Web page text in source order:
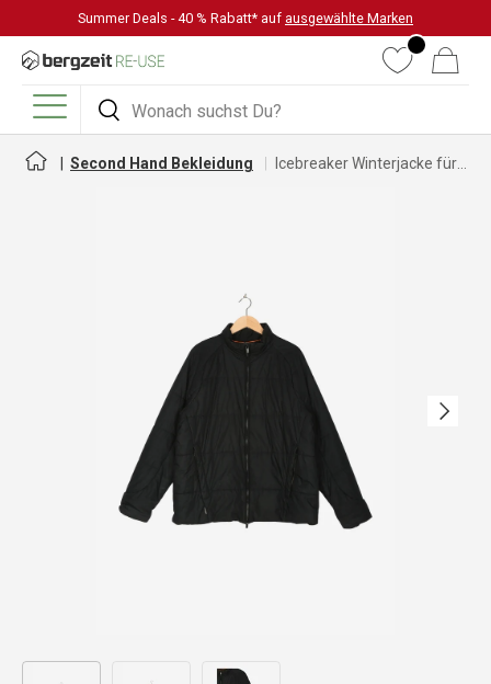
DIREKT ZUM INHALT
Summer Deals - 40 % Rabatt* auf ausgewählte Marken
Suchen
Suchen
WunschlisteWarenkorb
Menü
Second Hand Bekleidung
Nächste